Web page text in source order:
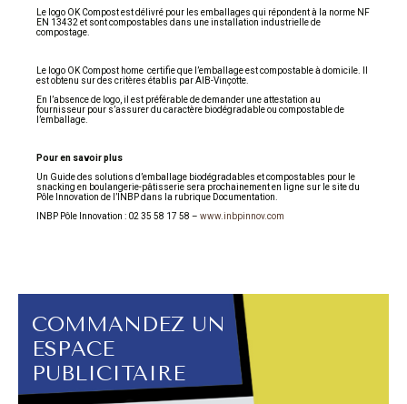
Le logo OK Compost est délivré pour les emballages qui répondent à la norme NF
EN 13432 et sont compostables dans une installation industrielle de
compostage.
Le logo OK Compost home certifie que l’emballage est compostable à domicile. Il
est obtenu sur des critères établis par AIB-Vinçotte.
En l’absence de logo, il est préférable de demander une attestation au
fournisseur pour s’assurer du caractère biodégradable ou compostable de
l’emballage.
Pour en savoir plus
Un Guide des solutions d’emballage biodégradables et compostables pour le
snacking en boulangerie-pâtisserie sera prochainement en ligne sur le site du
Pôle Innovation de l’INBP dans la rubrique Documentation.
INBP Pôle Innovation : 02 35 58 17 58 – www.inbpinnov.com
COMMANDEZ UN
ESPACE
PUBLICITAIRE